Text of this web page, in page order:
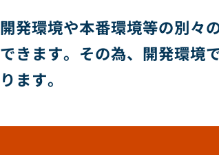
開発環境や本番環境等の別々
できます。その為、開発環境
ります。